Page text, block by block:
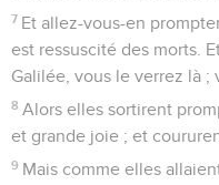
7 Et allez-vous-en
est ressuscité des morts.
Galilée, vous le verrez là ;
8 Alors elles sortirent
et grande joie ; et
9 Mais comme elles